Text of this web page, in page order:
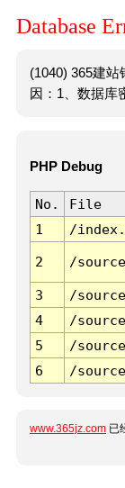
Database
(1040) 365建
因：1、数据库
PHP Debug
No. File
1
/
2 /
3 /
4
/
5
/
6
/
www.365jz.com 已